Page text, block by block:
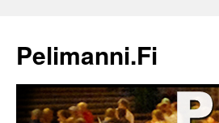
Pelimanni.Fi